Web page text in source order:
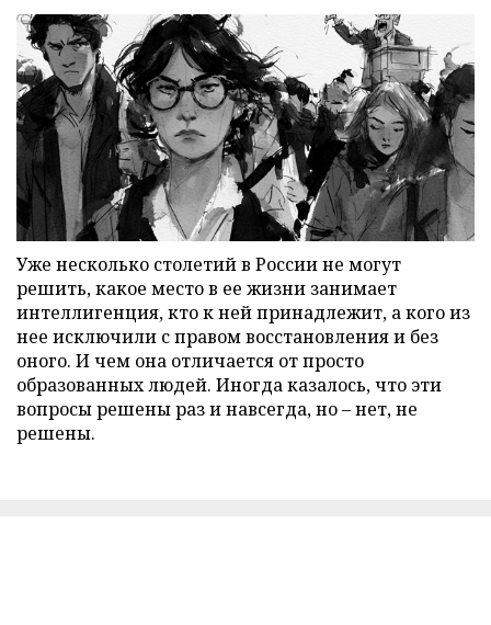
Уже несколько столетий в России не могут
решить, какое место в ее жизни занимает
интеллигенция, кто к ней принадлежит, а кого из
нее исключили с правом восстановления и без
оного. И чем она отличается от просто
образованных людей. Иногда казалось, что эти
вопросы решены раз и навсегда, но – нет, не
решены.